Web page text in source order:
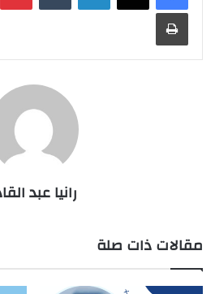
طباعة
رانيا عبد
مقالات ذات صلة